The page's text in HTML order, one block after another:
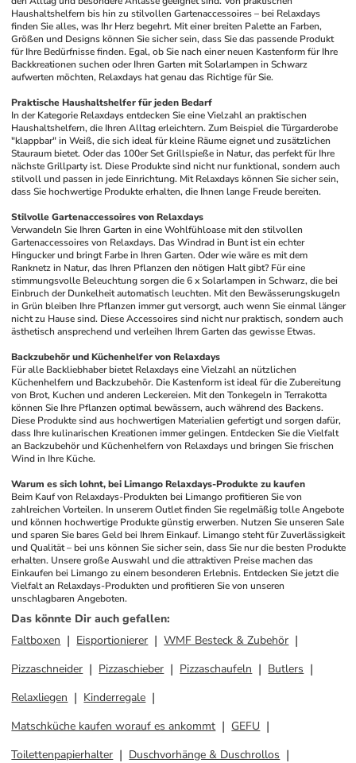
Haushaltshelfern bis hin zu stilvollen Gartenaccessoires – bei Relaxdays
finden Sie alles, was Ihr Herz begehrt. Mit einer breiten Palette an Farben,
Größen und Designs können Sie sicher sein, dass Sie das passende Produkt
für Ihre Bedürfnisse finden. Egal, ob Sie nach einer neuen Kastenform für Ihre
Backkreationen suchen oder Ihren Garten mit Solarlampen in Schwarz
aufwerten möchten, Relaxdays hat genau das Richtige für Sie.
Praktische Haushaltshelfer für jeden Bedarf
In der Kategorie Relaxdays entdecken Sie eine Vielzahl an praktischen
Haushaltshelfern, die Ihren Alltag erleichtern. Zum Beispiel die Türgarderobe
"klappbar" in Weiß, die sich ideal für kleine Räume eignet und zusätzlichen
Stauraum bietet. Oder das 100er Set Grillspieße in Natur, das perfekt für Ihre
nächste Grillparty ist. Diese Produkte sind nicht nur funktional, sondern auch
stilvoll und passen in jede Einrichtung. Mit Relaxdays können Sie sicher sein,
dass Sie hochwertige Produkte erhalten, die Ihnen lange Freude bereiten.
Stilvolle Gartenaccessoires von Relaxdays
Verwandeln Sie Ihren Garten in eine Wohlfühloase mit den stilvollen
Gartenaccessoires von Relaxdays. Das Windrad in Bunt ist ein echter
Hingucker und bringt Farbe in Ihren Garten. Oder wie wäre es mit dem
Ranknetz in Natur, das Ihren Pflanzen den nötigen Halt gibt? Für eine
stimmungsvolle Beleuchtung sorgen die 6 x Solarlampen in Schwarz, die bei
Einbruch der Dunkelheit automatisch leuchten. Mit den Bewässerungskugeln
in Grün bleiben Ihre Pflanzen immer gut versorgt, auch wenn Sie einmal länger
nicht zu Hause sind. Diese Accessoires sind nicht nur praktisch, sondern auch
ästhetisch ansprechend und verleihen Ihrem Garten das gewisse Etwas.
Backzubehör und Küchenhelfer von Relaxdays
Für alle Backliebhaber bietet Relaxdays eine Vielzahl an nützlichen
Küchenhelfern und Backzubehör. Die Kastenform ist ideal für die Zubereitung
von Brot, Kuchen und anderen Leckereien. Mit den Tonkegeln in Terrakotta
können Sie Ihre Pflanzen optimal bewässern, auch während des Backens.
Diese Produkte sind aus hochwertigen Materialien gefertigt und sorgen dafür,
dass Ihre kulinarischen Kreationen immer gelingen. Entdecken Sie die Vielfalt
an Backzubehör und Küchenhelfern von Relaxdays und bringen Sie frischen
Wind in Ihre Küche.
Warum es sich lohnt, bei Limango Relaxdays-Produkte zu kaufen
Beim Kauf von Relaxdays-Produkten bei Limango profitieren Sie von
zahlreichen Vorteilen. In unserem Outlet finden Sie regelmäßig tolle Angebote
und können hochwertige Produkte günstig erwerben. Nutzen Sie unseren Sale
und sparen Sie bares Geld bei Ihrem Einkauf. Limango steht für Zuverlässigkeit
und Qualität – bei uns können Sie sicher sein, dass Sie nur die besten Produkte
erhalten. Unsere große Auswahl und die attraktiven Preise machen das
Einkaufen bei Limango zu einem besonderen Erlebnis. Entdecken Sie jetzt die
Vielfalt an Relaxdays-Produkten und profitieren Sie von unseren
unschlagbaren Angeboten.
Das könnte Dir auch gefallen:
Faltboxen
Eisportionierer
WMF Besteck & Zubehör
Pizzaschneider
Pizzaschieber Pizzaschaufeln
Butlers
Relaxliegen
Kinderregale
Matschküche kaufen worauf es ankommt
GEFU
Toilettenpapierhalter
Duschvorhänge & Duschrollos